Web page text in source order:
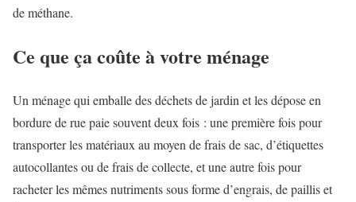
de méthane.
Ce que ça coûte à votre ménage
Un ménage qui emballe des déchets de jardin et les dépose en
bordure de rue paie souvent deux fois : une première fois pour
transporter les matériaux au moyen de frais de sac, d’étiquettes
autocollantes ou de frais de collecte, et une autre fois pour
racheter les mêmes nutriments sous forme d’engrais, de paillis et